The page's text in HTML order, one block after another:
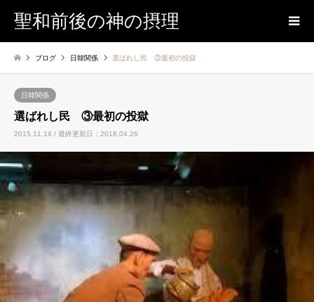
聖和前後の神の摂理
ブログ 日韓関係 選ばれし民 ③最初の投獄
日韓関係
選ばれし民 ③最初の投獄
2015.11.16 / 最終更新日：2018.04.26